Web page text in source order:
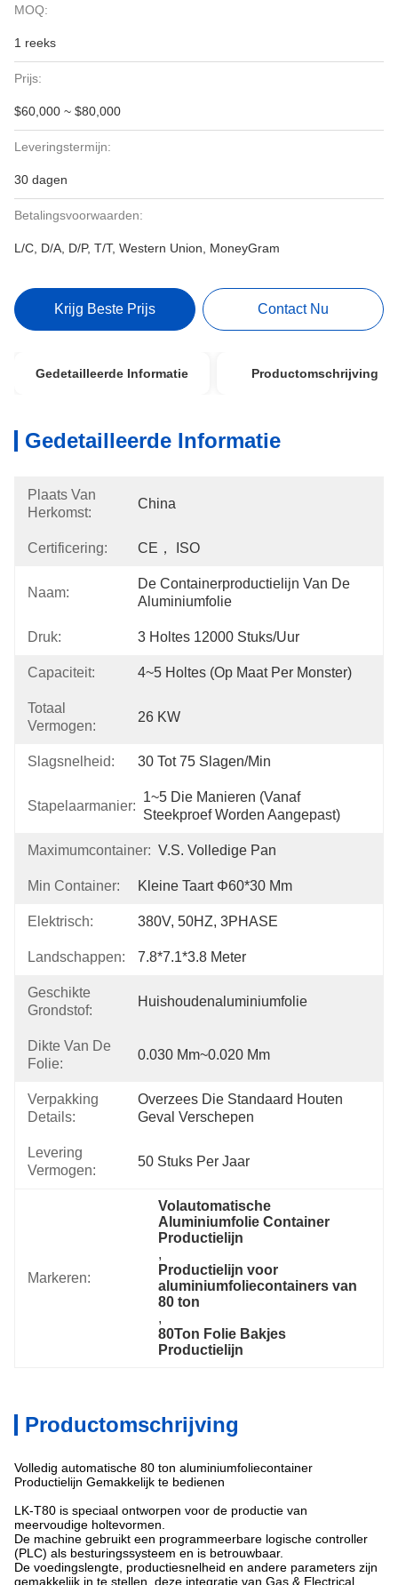
MOQ:
1 reeks
Prijs:
$60,000 ~ $80,000
Leveringstermijn:
30 dagen
Betalingsvoorwaarden:
L/C, D/A, D/P, T/T, Western Union, MoneyGram
Krijg Beste Prijs Contact Nu
Gedetailleerde Informatie Productomschrijving
Gedetailleerde Informatie
Plaats Van
Herkomst:
China
Certificering: CE， ISO
Naam:
De Containerproductielijn Van De
Aluminiumfolie
Druk: 3 Holtes 12000 Stuks/uur
Capaciteit: 4~5 Holtes (op Maat Per Monster)
Totaal
Vermogen:
26 KW
Slagsnelheid: 30 Tot 75 Slagen/min
Stapelaarmanier:
1~5 Die Manieren (vanaf
Steekproef Worden Aangepast)
Maximumcontainer: V.S. Volledige Pan
Min Container: Kleine Taart Φ60*30 Mm
Elektrisch: 380V, 50HZ, 3PHASE
Landschappen: 7.8*7.1*3.8 Meter
Geschikte
Grondstof:
Huishoudenaluminiumfolie
Dikte Van De
Folie:
0.030 Mm~0.020 Mm
Verpakking
Details:
Overzees Die Standaard Houten
Geval Verschepen
Levering
Vermogen:
50 Stuks Per Jaar
Markeren:
Volautomatische
Aluminiumfolie Container
Productielijn
,
Productielijn voor
aluminiumfoliecontainers van
80 ton
,
80Ton Folie Bakjes
Productielijn
Productomschrijving
Volledig automatische 80 ton aluminiumfoliecontainer
Productielijn Gemakkelijk te bedienen
LK-T80 is speciaal ontworpen voor de productie van
meervoudige holtevormen.
De machine gebruikt een programmeerbare logische controller
(PLC) als besturingssysteem en is betrouwbaar.
De voedingslengte, productiesnelheid en andere parameters zijn
gemakkelijk in te stellen, deze integratie van Gas & Electrical